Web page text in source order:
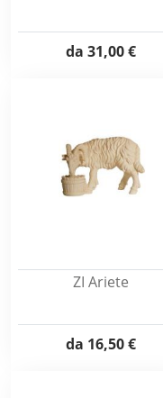
da 31,00 €
ZI Ariete
da 16,50 €